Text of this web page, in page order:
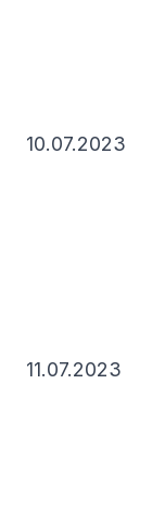
10.07.2023
11.07.2023